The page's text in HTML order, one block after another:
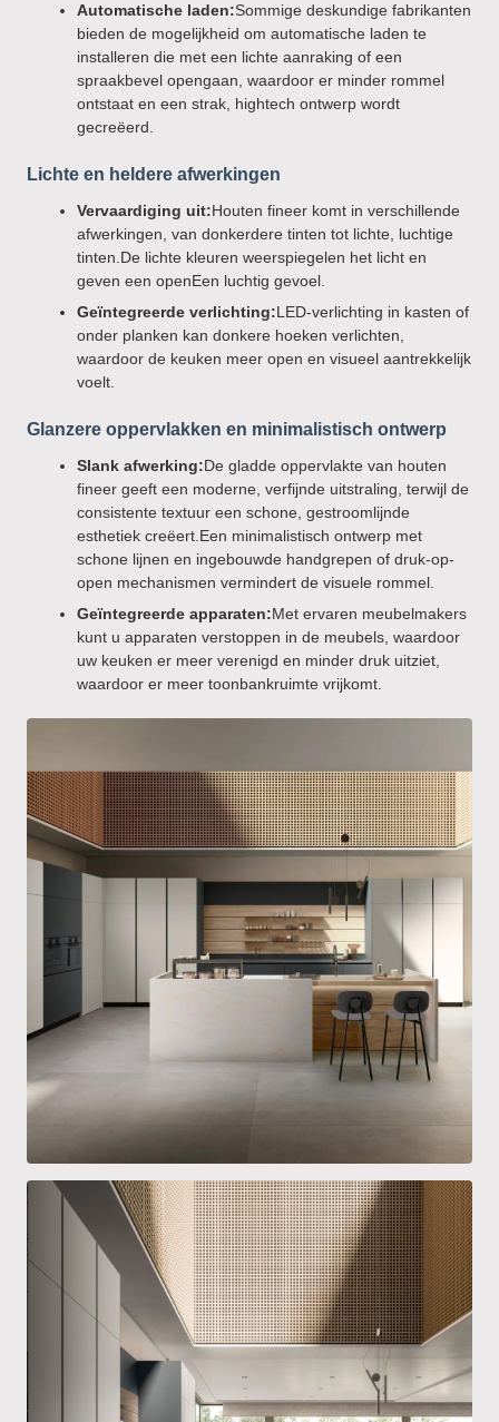
Automatische laden:Sommige deskundige fabrikanten
bieden de mogelijkheid om automatische laden te
installeren die met een lichte aanraking of een
spraakbevel opengaan, waardoor er minder rommel
ontstaat en een strak, hightech ontwerp wordt
gecreëerd.
Lichte en heldere afwerkingen
Vervaardiging uit:Houten fineer komt in verschillende
afwerkingen, van donkerdere tinten tot lichte, luchtige
tinten.De lichte kleuren weerspiegelen het licht en
geven een openEen luchtig gevoel.
Geïntegreerde verlichting:LED-verlichting in kasten of
onder planken kan donkere hoeken verlichten,
waardoor de keuken meer open en visueel aantrekkelijk
voelt.
Glanzere oppervlakken en minimalistisch ontwerp
Slank afwerking:De gladde oppervlakte van houten
fineer geeft een moderne, verfijnde uitstraling, terwijl de
consistente textuur een schone, gestroomlijnde
esthetiek creëert.Een minimalistisch ontwerp met
schone lijnen en ingebouwde handgrepen of druk-op-
open mechanismen vermindert de visuele rommel.
Geïntegreerde apparaten:Met ervaren meubelmakers
kunt u apparaten verstoppen in de meubels, waardoor
uw keuken er meer verenigd en minder druk uitziet,
waardoor er meer toonbankruimte vrijkomt.